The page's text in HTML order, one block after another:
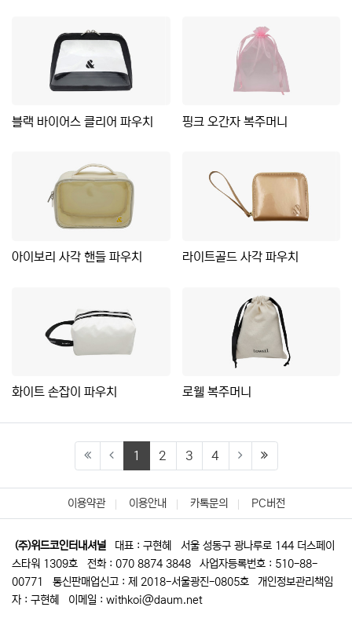
블랙 바이어스 클리어 파우치 핑크 오간자 복주머니
아이보리 사각 핸들 파우치 라이트골드 사각 파우치
화이트 손잡이 파우치 로웰 복주머니
1 (current)
2 3 4 (last)
이용약관 이용안내 카톡문의 PC버전
(주)위드코인터내셔널 대표 : 구현혜
서울 성동구 광나루로 144 더스페이
스타워 1309호
전화 : 070 8874 3848
사업자등록번호 : 510-88-
00771
통신판매업신고 : 제 2018-서울광진-0805호
개인정보관리책임
자 : 구현혜
이메일 : withkoi@daum.net